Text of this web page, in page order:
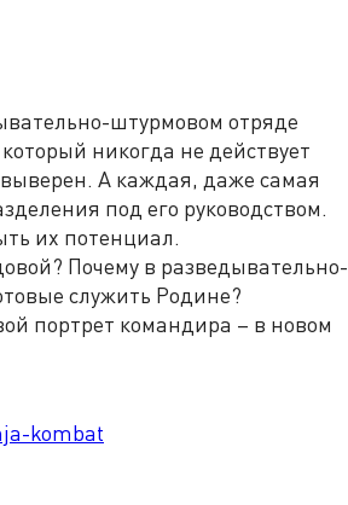
штурмовом отряде
никогда не действует
А каждая, даже самая
под его руководством.
их потенциал.
Почему в разведывательно-
служить Родине?
портрет командира – в новом
kombat